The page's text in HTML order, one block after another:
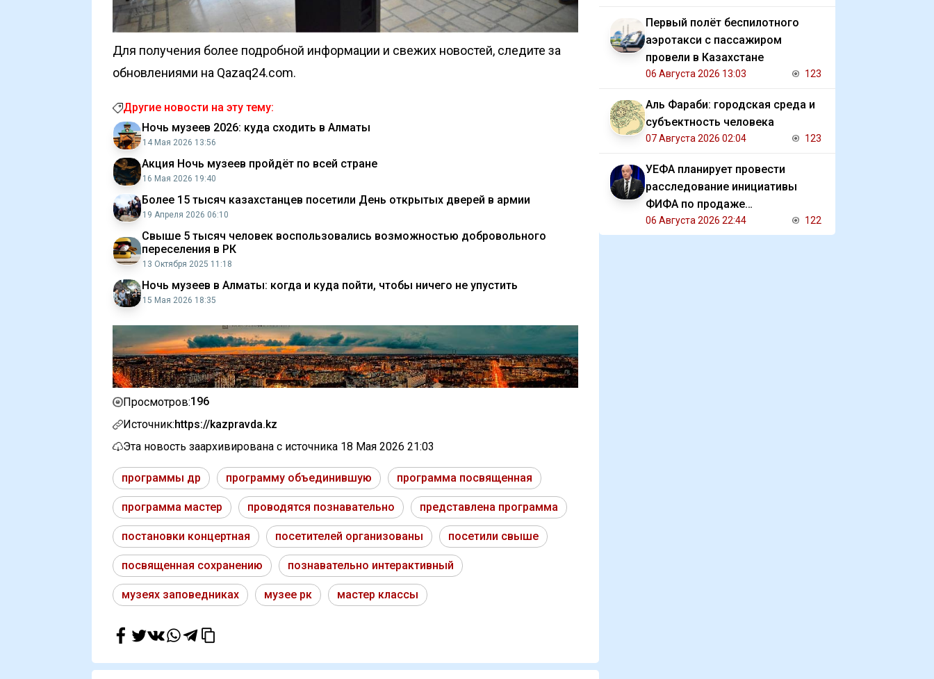
Для получения более подробной информации и свежих новостей, следите за
обновлениями на Qazaq24.com.
Другие новости на эту тему:
Ночь музеев 2026: куда сходить в Алматы
14 Мая 2026 13:56
Акция Ночь музеев пройдёт по всей стране
16 Мая 2026 19:40
Более 15 тысяч казахстанцев посетили День открытых дверей в армии
19 Апреля 2026 06:10
Свыше 5 тысяч человек воспользовались возможностью добровольного
переселения в РК
13 Октября 2025 11:18
Ночь музеев в Алматы: когда и куда пойти, чтобы ничего не упустить
15 Мая 2026 18:35
Просмотров:196
Источник:https://kazpravda.kz
Эта новость заархивирована с источника 18 Мая 2026 21:03
программы др программу объединившую программа посвященная
программа мастер проводятся познавательно представлена программа
постановки концертная посетителей организованы посетили свыше
посвященная сохранению познавательно интерактивный
музеях заповедниках музее рк мастер классы
Первый полёт беспилотного
аэротакси с пассажиром
провели в Казахстане
06 Августа 2026 13:03 123
Аль Фараби: городская среда и
субъектность человека
07 Августа 2026 02:04 123
УЕФА планирует провести
расследование инициативы
ФИФА по продаже
коммерческих прав на ЧМ
06 Августа 2026 22:44 122